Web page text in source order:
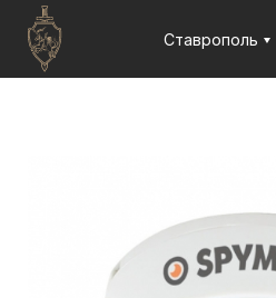
Ставрополь
Заказать в 1 клик